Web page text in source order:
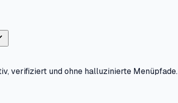
verifiziert und ohne halluzinierte Menüpfade.